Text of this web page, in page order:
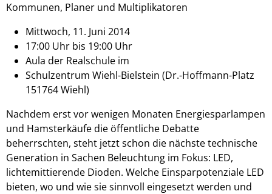
Kommunen, Planer und Multiplikatoren
Mittwoch, 11. Juni 2014
17:00 Uhr bis 19:00 Uhr
Aula der Realschule im
Schulzentrum Wiehl-Bielstein (Dr.-Hoffmann-Platz
151764 Wiehl)
Nachdem erst vor wenigen Monaten Energiesparlampen
und Hamsterkäufe die öffentliche Debatte
beherrschten, steht jetzt schon die nächste technische
Generation in Sachen Beleuchtung im Fokus: LED,
lichtemittierende Dioden. Welche Einsparpotenziale LED
bieten, wo und wie sie sinnvoll eingesetzt werden und